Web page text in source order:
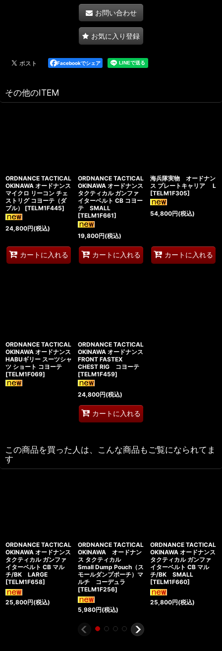
お問い合わせ
お気に入り登録
Facebookでシェア
その他のITEM
ORDNANCE TACTICAL
OKINAWA オードナンス
マイクロ リーコン チェ
ストリグ コヨーテ（ダ
ブル）
[TELM1F445]
24,800円(税込)
カートに入れる
ORDNANCE TACTICAL
OKINAWA オードナンス
タクティカル ガンファ
イターベルト CB コヨー
テ SMALL
[TELM1F661]
19,800円(税込)
カートに入れる
海兵隊実物 オードナン
ス プレートキャリア L
[TELM1F305]
54,800円(税込)
カートに入れる
ORDNANCE TACTICAL
OKINAWA オードナンス
HABUギリー スーツシャ
ツ ショート コヨーテ
[TELM1F069]
ORDNANCE TACTICAL
OKINAWA オードナンス
FRONT FASTEX
CHEST RIG コヨーテ
[TELM1F459]
24,800円(税込)
カートに入れる
この商品を買った人は、こんな商品もご覧になられてま
す
ORDNANCE TACTICAL
OKINAWA オードナンス
タクティカル ガンファ
イターベルト CB マル
チ/BK LARGE
[TELM1F658]
25,800円(税込)
ORDNANCE TACTICAL
OKINAWA オードナン
ス タクティカル
Small Dump Pouch（ス
モールダンプポーチ）マ
ルチ コーデュラ
[TELM1F256]
5,980円(税込)
ORDNANCE TACTICAL
OKINAWA オードナンス
タクティカル ガンファ
イターベルト CB マル
チ/BK SMALL
[TELM1F660]
25,800円(税込)